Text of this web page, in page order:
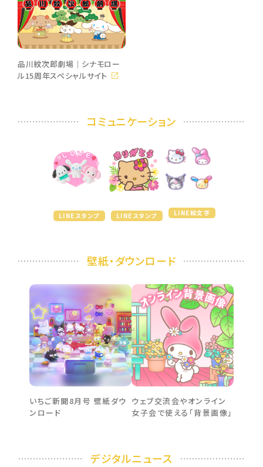
品川紋次郎劇場｜シナモロー
ル15周年スペシャルサイト
コミュニケーション
LINEスタンプ LINEスタンプ LINE絵文字
壁紙・ダウンロード
いちご新聞8月号 壁紙ダウ
ンロード
ウェブ交流会やオンライン
女子会で使える「背景画像」
デジタルニュース